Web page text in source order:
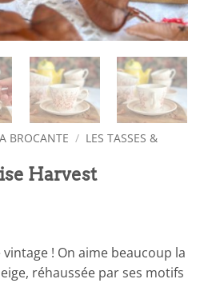
BROCANTE / LES TASSES &
Harvest
! On aime beaucoup la
réhaussée par ses motifs